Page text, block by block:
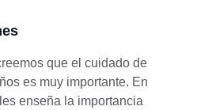
que el cuidado de
es muy importante. En
enseña la importancia